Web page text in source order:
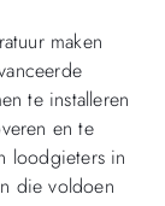
maken
te installeren
en te
loodgieters in
die voldoen